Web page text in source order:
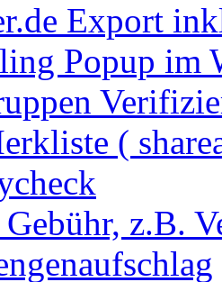
Export
Popup im
(
z.B.